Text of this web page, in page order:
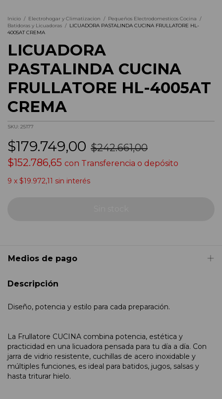
Inicio / Electrohogar y Climatizacion / Pequeños Electrodomesticos Cocina /
Batidoras y Licuadoras / LICUADORA PASTALINDA CUCINA FRULLATORE HL-
4005AT CREMA
LICUADORA
PASTALINDA CUCINA
FRULLATORE HL-4005AT
CREMA
SKU: 25177
$179.749,00 $242.661,00
$152.786,65 con Transferencia o depósito
9 x $19.972,11 sin interés
Medios de pago
Descripción
Diseño, potencia y estilo para cada preparación.
La Frullatore CUCINA combina potencia, estética y
practicidad en una licuadora pensada para tu día a día. Con
jarra de vidrio resistente, cuchillas de acero inoxidable y
múltiples funciones, es ideal para batidos, jugos, salsas y
hasta triturar hielo.